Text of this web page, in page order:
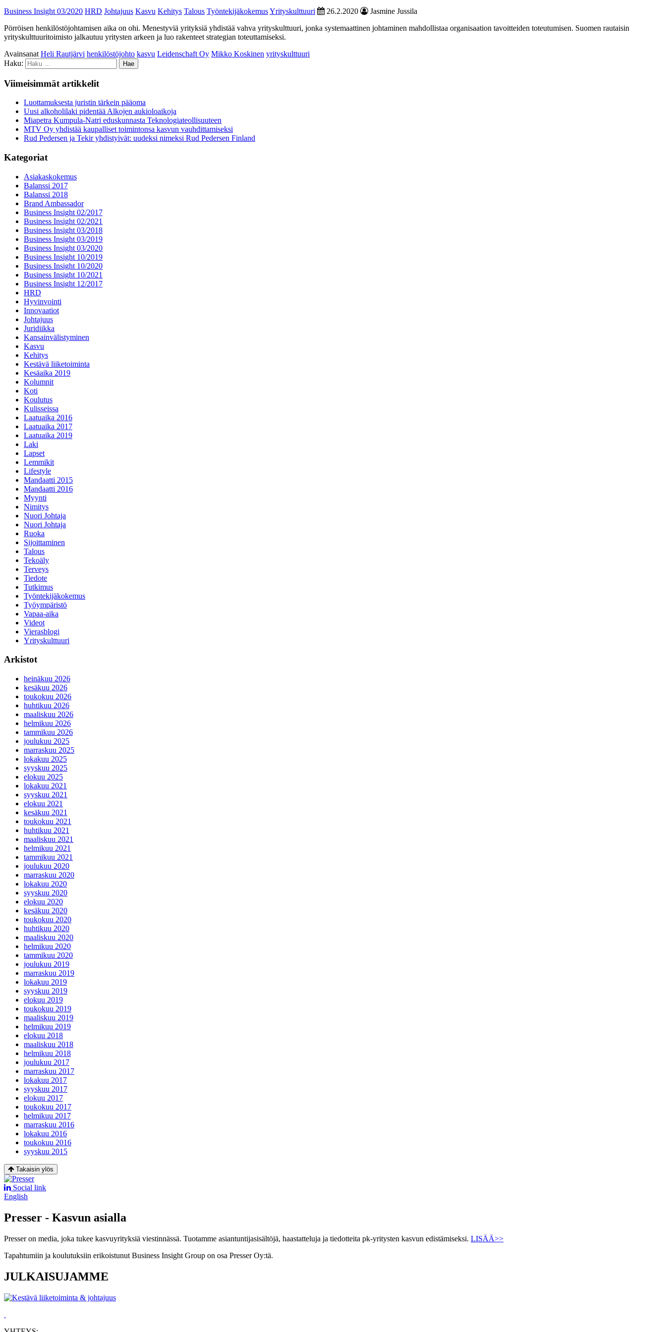
Business Insight 03/2020 HRD Johtajuus Kasvu Kehitys Talous TyöntekijäkokemusYrityskulttuuri 26.2.2020
Jasmine Jussila
Pörröisen henkilöstöjohtamisen aika on ohi. Menestyviä yrityksiä yhdistää vahva yrityskulttuuri, jonka systemaattinen johtaminen mahdollistaa organisaation tavoitteiden toteutumisen. Suomen rautaisin
yrityskulttuuritoimisto jalkautuu yritysten arkeen ja luo rakenteet strategian toteuttamiseksi.
Avainsanat Heli Rautjärvi henkilöstöjohto kasvu Leidenschaft Oy Mikko Koskinen yrityskulttuuri
Haku:
Viimeisimmät artikkelit
Luottamuksesta juristin tärkein pääoma
Uusi alkoholilaki pidentää Alkojen aukioloaikoja
Miapetra Kumpula-Natri eduskunnasta Teknologiateollisuuteen
MTV Oy yhdistää kaupalliset toimintonsa kasvun vauhdittamiseksi
Rud Pedersen ja Tekir yhdistyivät: uudeksi nimeksi Rud Pedersen Finland
Kategoriat
Asiakaskokemus
Balanssi 2017
Balanssi 2018
Brand Ambassador
Business Insight 02/2017
Business Insight 02/2021
Business Insight 03/2018
Business Insight 03/2019
Business Insight 03/2020
Business Insight 10/2019
Business Insight 10/2020
Business Insight 10/2021
Business Insight 12/2017
HRD
Hyvinvointi
Innovaatiot
Johtajuus
Juridiikka
Kansainvälistyminen
Kasvu
Kehitys
Kestävä liiketoiminta
Kesäaika 2019
Kolumnit
Koti
Koulutus
Kulisseissa
Laatuaika 2016
Laatuaika 2017
Laatuaika 2019
Laki
Lapset
Lemmikit
Lifestyle
Mandaatti 2015
Mandaatti 2016
Myynti
Nimitys
Nuori Johtaja
Nuori Johtaja
Ruoka
Sijoittaminen
Talous
Tekoäly
Terveys
Tiedote
Tutkimus
Työntekijäkokemus
Työympäristö
Vapaa-aika
Videot
Vierasblogi
Yrityskulttuuri
Arkistot
heinäkuu 2026
kesäkuu 2026
toukokuu 2026
huhtikuu 2026
maaliskuu 2026
helmikuu 2026
tammikuu 2026
joulukuu 2025
marraskuu 2025
lokakuu 2025
syyskuu 2025
elokuu 2025
lokakuu 2021
syyskuu 2021
elokuu 2021
kesäkuu 2021
toukokuu 2021
huhtikuu 2021
maaliskuu 2021
helmikuu 2021
tammikuu 2021
joulukuu 2020
marraskuu 2020
lokakuu 2020
syyskuu 2020
elokuu 2020
kesäkuu 2020
toukokuu 2020
huhtikuu 2020
maaliskuu 2020
helmikuu 2020
tammikuu 2020
joulukuu 2019
marraskuu 2019
lokakuu 2019
syyskuu 2019
elokuu 2019
toukokuu 2019
maaliskuu 2019
helmikuu 2019
elokuu 2018
maaliskuu 2018
helmikuu 2018
joulukuu 2017
marraskuu 2017
lokakuu 2017
syyskuu 2017
elokuu 2017
toukokuu 2017
helmikuu 2017
marraskuu 2016
lokakuu 2016
toukokuu 2016
syyskuu 2015
Takaisin ylös
Social link
English
Presser - Kasvun asialla
Presser on media, joka tukee kasvuyrityksiä viestinnässä. Tuotamme asiantuntijasisältöjä, haastatteluja ja tiedotteita pk-yritysten kasvun edistämiseksi. LISÄÄ>>
Tapahtumiin ja koulutuksiin erikoistunut Business Insight Group on osa Presser Oy:tä.
JULKAISUJAMME